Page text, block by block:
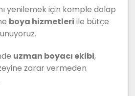
yenilemek için komple dolap
boya hizmetleri ile bütçe
uzman boyacı ekibi,
zarar vermeden